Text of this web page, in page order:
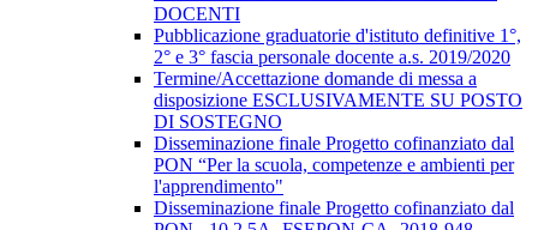
DOCENTI
Pubblicazione graduatorie d'istituto definitive 1°,
2° e 3° fascia personale docente a.s. 2019/2020
Termine/Accettazione domande di messa a
disposizione ESCLUSIVAMENTE SU POSTO
DI SOSTEGNO
Disseminazione finale Progetto cofinanziato dal
PON “Per la scuola, competenze e ambienti per
l'apprendimento"
Disseminazione finale Progetto cofinanziato dal